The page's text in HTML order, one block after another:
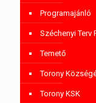
Programajánló
Széchenyi Terv
Temető
Torony
Torony KSK